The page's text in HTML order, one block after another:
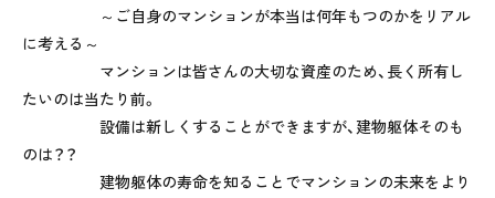
～ご自身のマンションが本当は何年もつのかをリアル
に考える～
マンションは皆さんの大切な資産のため、長く所有し
たいのは当たり前。
設備は新しくすることができますが、建物躯体そのも
のは？？
建物躯体の寿命を知ることでマンションの未来をより